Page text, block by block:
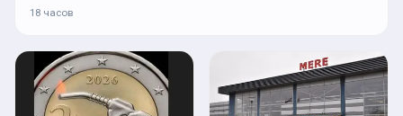
18 часов